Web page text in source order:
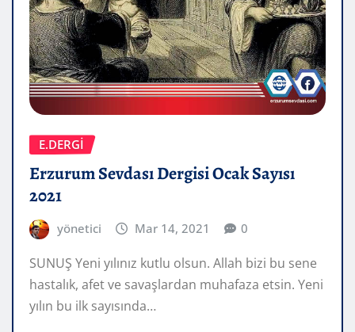
E.DERGİ
Erzurum Sevdası Dergisi Ocak Sayısı
2021
yönetici Mar 14, 2021 0
SUNUŞ Yeni yılınız kutlu olsun. Allah bizi bu sene
hastalık, afet ve savaşlardan muhafaza etsin. Yeni
yılın bu ilk sayısında…